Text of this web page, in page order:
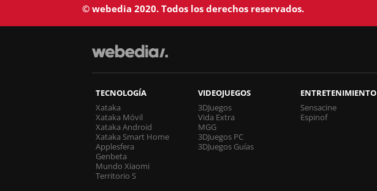
© webedia 2020. Todos los derechos reservados.
TECNOLOGÍA
Xataka
Xataka Móvil
Xataka Android
Xataka Smart Home
Applesfera
Genbeta
Mundo Xiaomi
Territorio S
VIDEOJUEGOS
3DJuegos
Vida Extra
MGG
3DJuegos PC
3DJuegos Guías
ENTRETENIMIENTO
Sensacine
Espinof